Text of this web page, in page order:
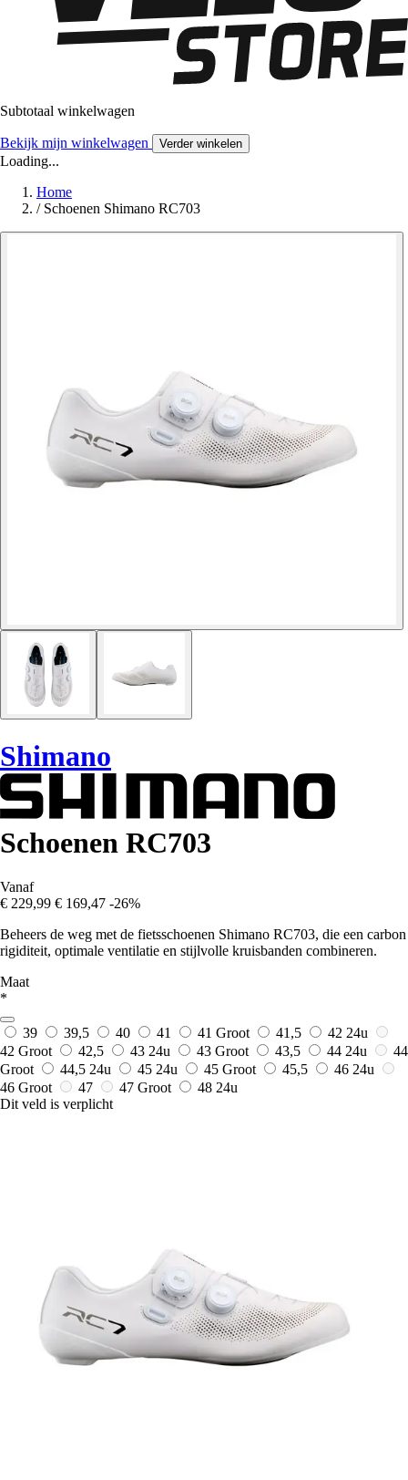
Subtotaal winkelwagen
Bekijk mijn winkelwagen Verder winkelen
Loading...
Home
/ Schoenen Shimano RC703
Shimano
Schoenen RC703
Vanaf
€ 229,99 € 169,47 -26%
Beheers de weg met de fietsschoenen Shimano RC703, die een carbon
rigiditeit, optimale ventilatie en stijlvolle kruisbanden combineren.
Maat
*
39 39,5 40 41 41 Groot 41,5 42 24u
42 Groot
42,5 43 24u 43 Groot 43,5 44 24u
44
Groot
44,5 24u 45 24u 45 Groot 45,5 46 24u
46 Groot
47 47 Groot 48 24u
Dit veld is verplicht